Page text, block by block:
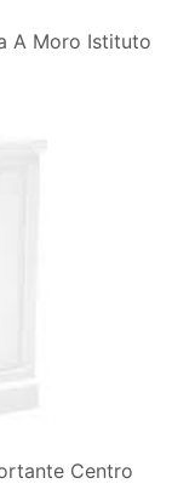
A Moro Istituto
Centro